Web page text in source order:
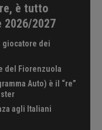
è tutto
2026/2027
giocatore dei
del Fiorenzuola
Auto) è il “re”
agli Italiani